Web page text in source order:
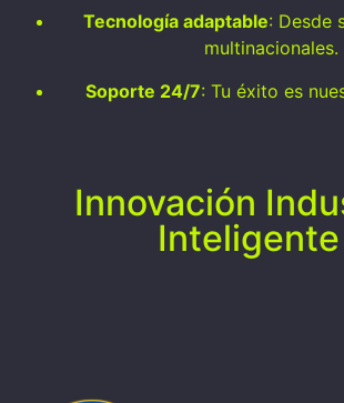
Tecnología adaptable: Desde
multinacionales.
Soporte 24/7: Tu éxito es
Innovación
Inteligente